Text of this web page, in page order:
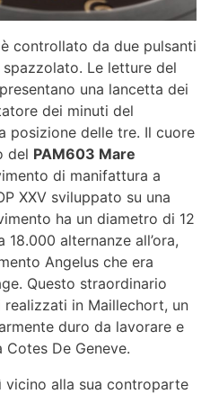
controllato da due pulsanti
spazzolato. Le letture del
una lancetta dei
dei minuti del
posizione delle tre. Il cuore
del PAM603 Mare
di manifattura a
XXV sviluppato su una
ha un diametro di 12
alternanze all’ora,
Angelus che era
Questo straordinario
in Maillechort, un
duro da lavorare e
De Geneve.
vicino alla sua controparte